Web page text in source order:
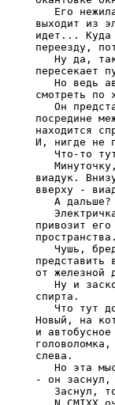
Его
выходит из
идет... Куда
переезду,
Ну да,
пересекает
Но ведь
смотреть по
Он
посредине
находится
И, нигде не
Что-то
виадук.
вверху -
   А дальше?
привозит
пространства.
Чушь,
от железной
Ну и
спирта.
Что тут
Новый, на
и
слева.
Но эта
- он заснул,
Заснул,